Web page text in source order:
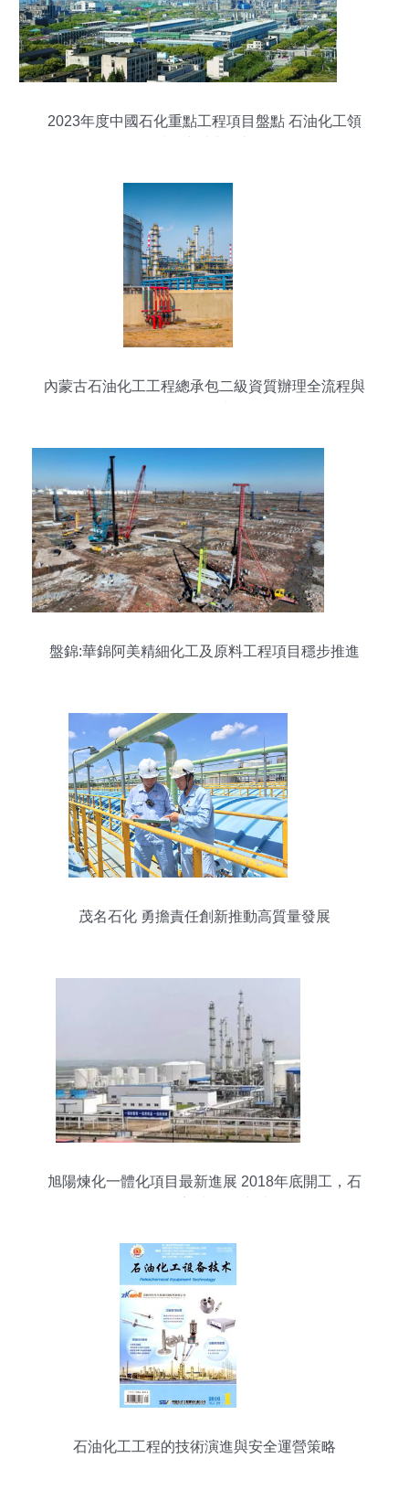
2023年度中國石化重點工程項目盤點 石油化工領
內蒙古石油化工工程總承包二級資質辦理全流程與
盤錦:華錦阿美精細化工及原料工程項目穩步推進
茂名石化 勇擔責任創新推動高質量發展
旭陽煉化一體化項目最新進展 2018年底開工，石
石油化工工程的技術演進與安全運營策略